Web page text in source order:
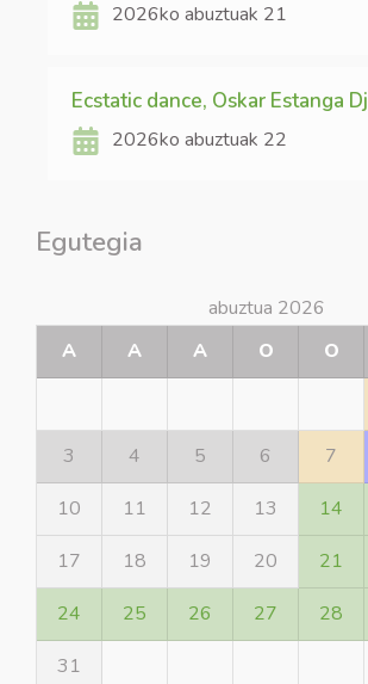
2026ko abuztuak 21
Ecstatic dance, Oskar Estanga Dj
2026ko abuztuak 22
Egutegia
abuztua 2026
A
A A O O
3
4 5 6 7
10
11 12 13 14
17
18 19 20 21
24
25 26 27 28
31